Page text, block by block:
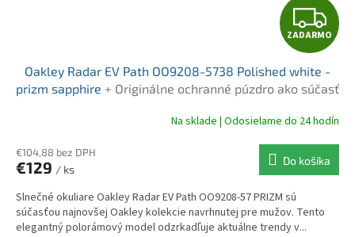
Z
A
D
A
R
M
ZADARMO
Oakley Radar EV Path OO9208-5738 Polished white -
prizm sapphire + Originálne ochranné púzdro ako súčasť
Na sklade | Odosielame do 24 hodín
€104,88 bez DPH
€129 / ks
Do košíka
Slnečné okuliare Oakley Radar EV Path OO9208-57 PRIZM sú
súčasťou najnovšej Oakley kolekcie navrhnutej pre mužov. Tento
elegantný polorámový model odzrkadľuje aktuálne trendy v...